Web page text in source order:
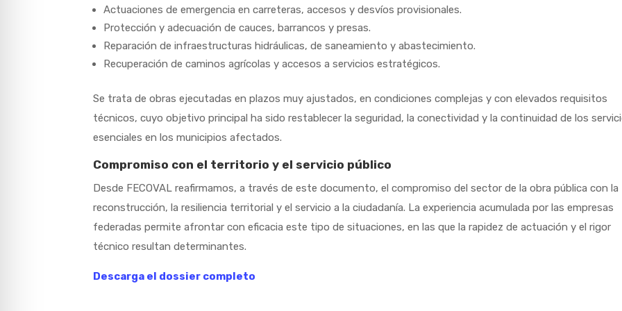
Actuaciones de emergencia en carreteras, accesos y desvíos provisionales.
Protección y adecuación de cauces, barrancos y presas.
Reparación de infraestructuras hidráulicas, de saneamiento y abastecimiento.
Recuperación de caminos agrícolas y accesos a servicios estratégicos.
Se trata de obras ejecutadas en plazos muy ajustados, en condiciones complejas y con elevados requisitos
técnicos, cuyo objetivo principal ha sido restablecer la seguridad, la conectividad y la continuidad de los
esenciales en los municipios afectados.
Compromiso con el territorio y el servicio público
Desde FECOVAL reafirmamos, a través de este documento, el compromiso del sector de la obra pública con la
reconstrucción, la resiliencia territorial y el servicio a la ciudadanía. La experiencia acumulada por las empresas
federadas permite afrontar con eficacia este tipo de situaciones, en las que la rapidez de actuación y el rigor
técnico resultan determinantes.
Descarga el dossier completo